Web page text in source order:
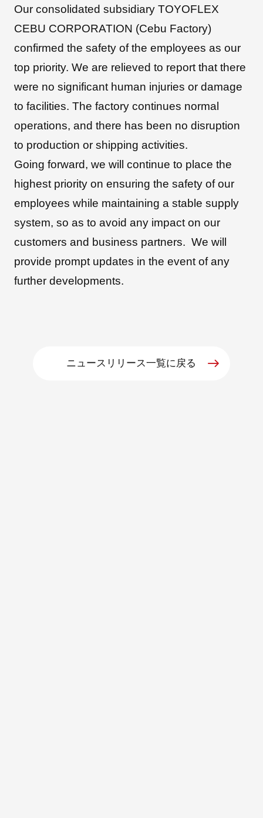
ニュースリリース
朝日インテックとは
医療関係の皆さまへ
お問い合わせ
Our consolidated subsidiary TOYOFLEX
CEBU CORPORATION (Cebu Factory)
confirmed the safety of the employees as our
top priority. We are relieved to report that there
were no significant human injuries or damage
to facilities. The factory continues normal
operations, and there has been no disruption
to production or shipping activities.
Going forward, we will continue to place the
highest priority on ensuring the safety of our
employees while maintaining a stable supply
system, so as to avoid any impact on our
customers and business partners. We will
provide prompt updates in the event of any
further developments.
ニュースリリース一覧に戻る